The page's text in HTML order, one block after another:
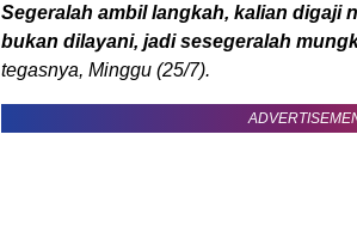
Segeralah ambil langkah, kalian digaji
bukan dilayani, jadi sesegeralah
tegasnya, Minggu (25/7).